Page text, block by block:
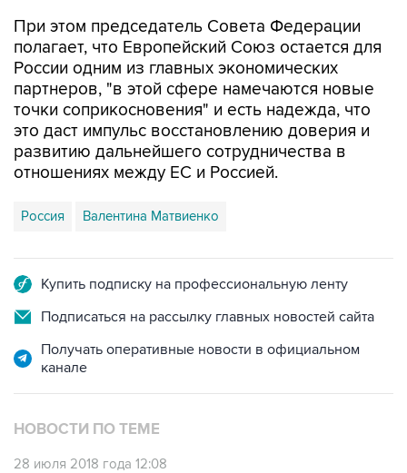
При этом председатель Совета Федерации
полагает, что Европейский Союз остается для
России одним из главных экономических
партнеров, "в этой сфере намечаются новые
точки соприкосновения" и есть надежда, что
это даст импульс восстановлению доверия и
развитию дальнейшего сотрудничества в
отношениях между ЕС и Россией.
Россия Валентина Матвиенко
Купить подписку на профессиональную ленту
Подписаться на рассылку главных новостей сайта
Получать оперативные новости в официальном
канале
НОВОСТИ ПО ТЕМЕ
28 июля 2018 года 12:08